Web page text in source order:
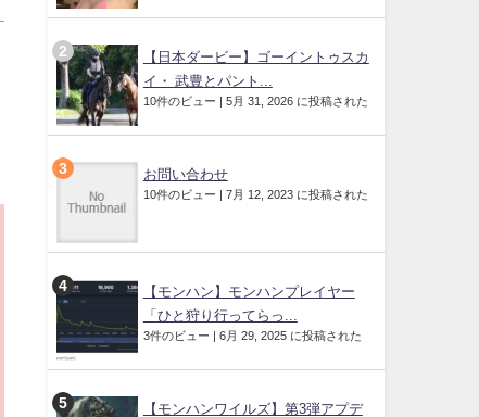
【日本ダービー】ゴーイントゥスカ
イ・ 武豊とパント...
10件のビュー | 5月 31, 2026 に投稿された
お問い合わせ
10件のビュー | 7月 12, 2023 に投稿された
【モンハン】モンハンプレイヤー
「ひと狩り行ってらっ...
3件のビュー | 6月 29, 2025 に投稿された
【モンハンワイルズ】第3弾アプデ